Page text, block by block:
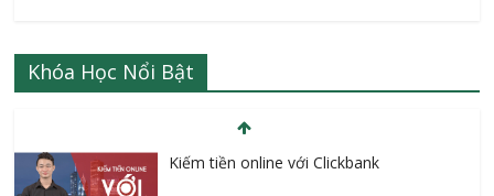
Khóa Học Nổi Bật
Kiếm tiền online với Clickbank